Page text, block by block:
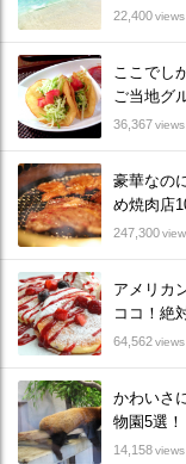
22,400views
ここでし
ご当地グ
36,367views
豪華なの
め焼肉店
247,300
アメリカ
ココ！絶
64,562views
かわいさ
物園5選！
14,158views